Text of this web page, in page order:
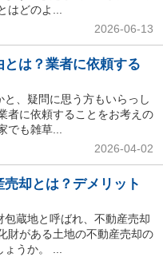
はどのよ...
2026-06-13
は？業者に依頼する
、疑問に思う方もいらっし
者に依頼することをお考えの
でも雑草...
2026-04-02
却とは？デメリット
蔵地と呼ばれ、不動産売却
財がある土地の不動産売却の
うか。 ...